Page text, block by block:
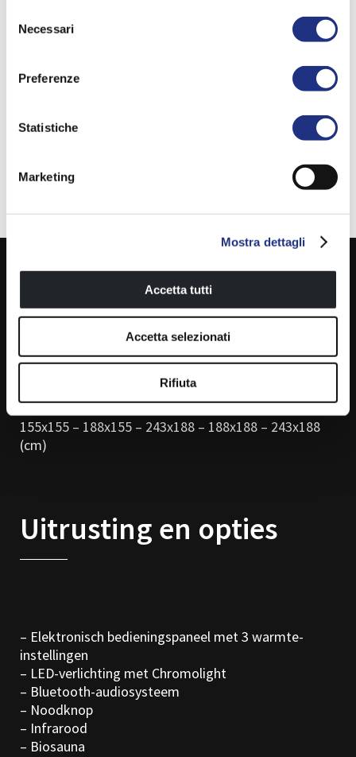
delNecessari
Preferenze
Statistiche
Marketing
Mostra dettagli
Accetta tutti
Accetta selezionati
Rifiuta
Afmetingen
122x100 – 155x100 – 122x122 – 155x122 – 188x122 –
155x155 – 188x155 – 243x188 – 188x188 – 243x188
(cm)
Uitrusting en opties
– Elektronisch bedieningspaneel met 3 warmte-
instellingen
– LED-verlichting met Chromolight
– Bluetooth-audiosysteem
– Noodknop
– Infrarood
– Biosauna